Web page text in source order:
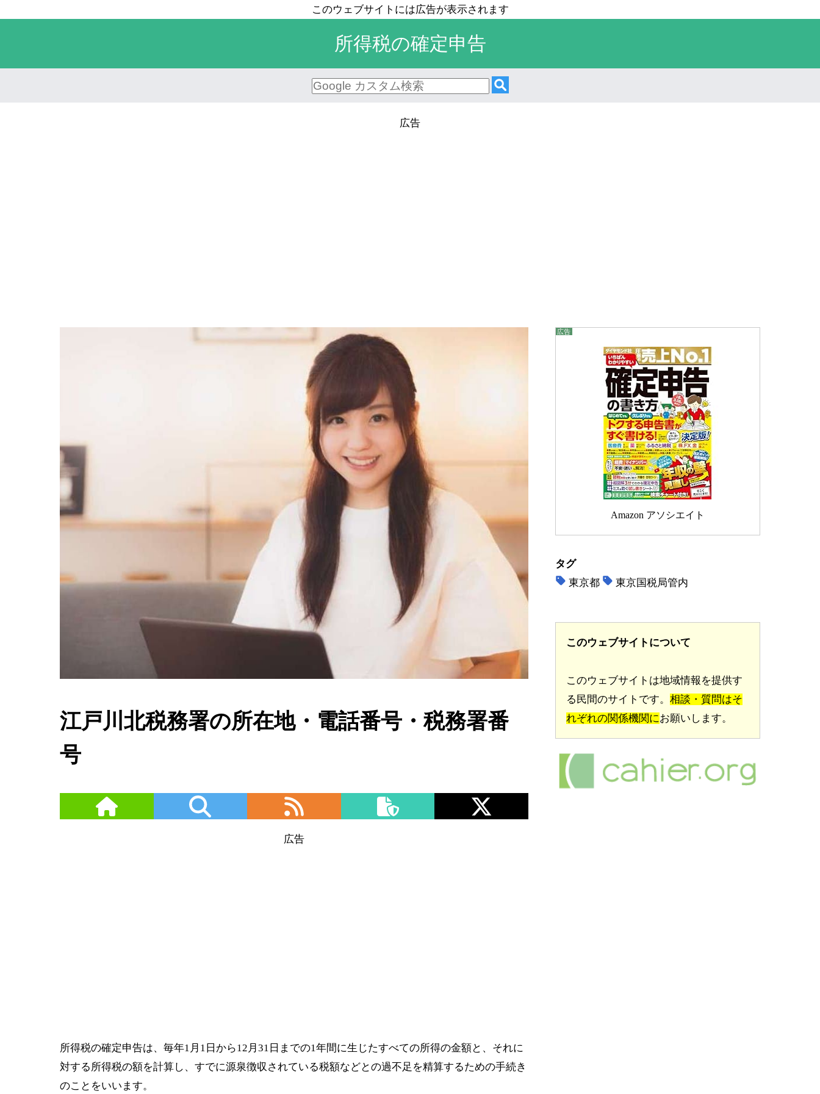
所得税の確定申告
江戸川北税務署の所在地・電話番号・税務署番
号
所得税の確定申告は、毎年1月1日から12月31日までの1年間に生じたすべての所得の金額と、それに
対する所得税の額を計算し、すでに源泉徴収されている税額などとの過不足を精算するための手続き
のことをいいます。
Amazon アソシエイト
タグ
東京都
東京国税局管内
このウェブサイトについて
このウェブサイトは地域情報を提供す
る民間のサイトです。相談・質問はそ
れぞれの関係機関にお願いします。